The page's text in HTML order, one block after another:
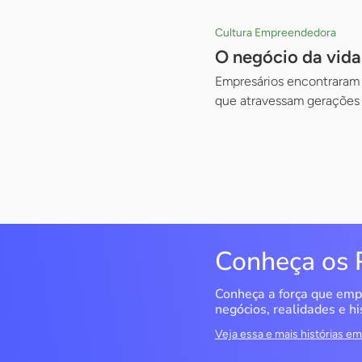
Cultura Empreendedora
O negócio da
Empresários
que atravessam gerações
Conheça os
Conheça a força que
negócios, realidades e
Veja essa e mais histórias